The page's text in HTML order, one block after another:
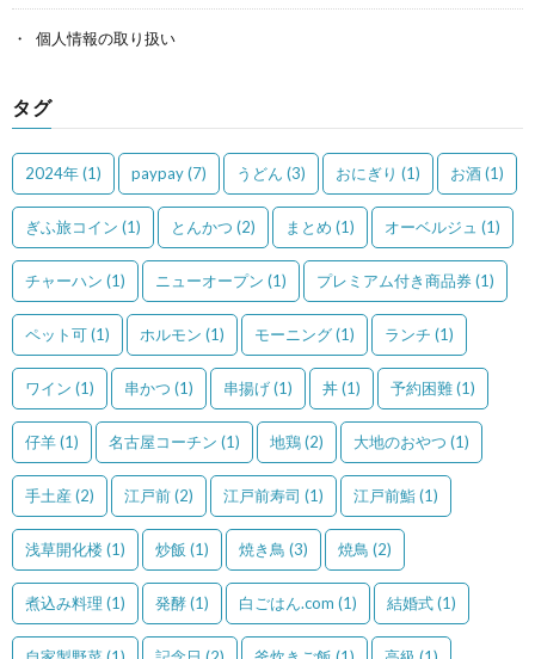
個人情報の取り扱い
タグ
2024年(1) paypay(7) うどん (3) おにぎり (1) お酒(1)
ぎふ旅コイン (1) とんかつ (2) まとめ (1) オーベルジュ (1)
チャーハン (1) ニューオープン (1) プレミアム付き商品券(1)
ペット可(1) ホルモン (1) モーニング(1) ランチ (1)
ワイン (1) 串かつ (1) 串揚げ(1) 丼(1) 予約困難(1)
仔羊(1) 名古屋コーチン (1) 地鶏(2) 大地のおやつ (1)
手土産 (2) 江戸前(2) 江戸前寿司 (1) 江戸前鮨(1)
浅草開化楼(1) 炒飯 (1) 焼き鳥 (3) 焼鳥 (2)
煮込み料理 (1) 発酵(1) 白ごはん.com (1) 結婚式(1)